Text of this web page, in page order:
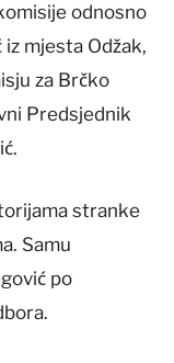
odnosno
mjesta Odžak,
za Brčko
Predsjednik
stranke
Samu
po